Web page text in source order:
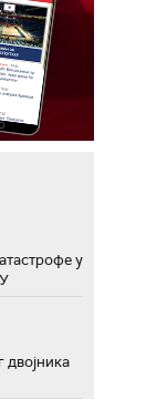
у
двојника